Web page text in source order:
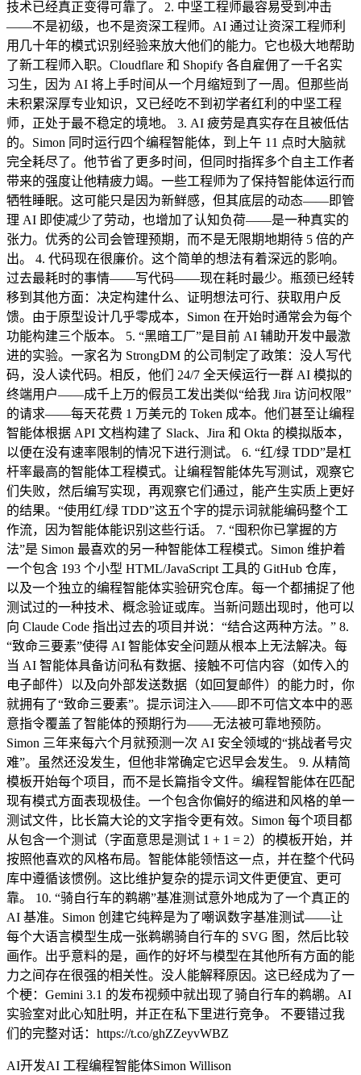
技术已经真正变得可靠了。 2. 中坚工程师最容易受到冲击
——不是初级，也不是资深工程师。AI 通过让资深工程师利
用几十年的模式识别经验来放大他们的能力。它也极大地帮助
了新工程师入职。Cloudflare 和 Shopify 各自雇佣了一千名实
习生，因为 AI 将上手时间从一个月缩短到了一周。但那些尚
未积累深厚专业知识，又已经吃不到初学者红利的中坚工程
师，正处于最不稳定的境地。 3. AI 疲劳是真实存在且被低估
的。Simon 同时运行四个编程智能体，到上午 11 点时大脑就
完全耗尽了。他节省了更多时间，但同时指挥多个自主工作者
带来的强度让他精疲力竭。一些工程师为了保持智能体运行而
牺牲睡眠。这可能只是因为新鲜感，但其底层的动态——即管
理 AI 即使减少了劳动，也增加了认知负荷——是一种真实的
张力。优秀的公司会管理预期，而不是无限期地期待 5 倍的产
出。 4. 代码现在很廉价。这个简单的想法有着深远的影响。
过去最耗时的事情——写代码——现在耗时最少。瓶颈已经转
移到其他方面：决定构建什么、证明想法可行、获取用户反
馈。由于原型设计几乎零成本，Simon 在开始时通常会为每个
功能构建三个版本。 5. “黑暗工厂”是目前 AI 辅助开发中最激
进的实验。一家名为 StrongDM 的公司制定了政策：没人写代
码，没人读代码。相反，他们 24/7 全天候运行一群 AI 模拟的
终端用户——成千上万的假员工发出类似“给我 Jira 访问权限”
的请求——每天花费 1 万美元的 Token 成本。他们甚至让编程
智能体根据 API 文档构建了 Slack、Jira 和 Okta 的模拟版本，
以便在没有速率限制的情况下进行测试。 6. “红/绿 TDD”是杠
杆率最高的智能体工程模式。让编程智能体先写测试，观察它
们失败，然后编写实现，再观察它们通过，能产生实质上更好
的结果。“使用红/绿 TDD”这五个字的提示词就能编码整个工
作流，因为智能体能识别这些行话。 7. “囤积你已掌握的方
法”是 Simon 最喜欢的另一种智能体工程模式。Simon 维护着
一个包含 193 个小型 HTML/JavaScript 工具的 GitHub 仓库，
以及一个独立的编程智能体实验研究仓库。每一个都捕捉了他
测试过的一种技术、概念验证或库。当新问题出现时，他可以
向 Claude Code 指出过去的项目并说：“结合这两种方法。” 8.
“致命三要素”使得 AI 智能体安全问题从根本上无法解决。每
当 AI 智能体具备访问私有数据、接触不可信内容（如传入的
电子邮件）以及向外部发送数据（如回复邮件）的能力时，你
就拥有了“致命三要素”。提示词注入——即不可信文本中的恶
意指令覆盖了智能体的预期行为——无法被可靠地预防。
Simon 三年来每六个月就预测一次 AI 安全领域的“挑战者号灾
难”。虽然还没发生，但他非常确定它迟早会发生。 9. 从精简
模板开始每个项目，而不是长篇指令文件。编程智能体在匹配
现有模式方面表现极佳。一个包含你偏好的缩进和风格的单一
测试文件，比长篇大论的文字指令更有效。Simon 每个项目都
从包含一个测试（字面意思是测试 1 + 1 = 2）的模板开始，并
按照他喜欢的风格布局。智能体能领悟这一点，并在整个代码
库中遵循该惯例。这比维护复杂的提示词文件更便宜、更可
靠。 10. “骑自行车的鹈鹕”基准测试意外地成为了一个真正的
AI 基准。Simon 创建它纯粹是为了嘲讽数字基准测试——让
每个大语言模型生成一张鹈鹕骑自行车的 SVG 图，然后比较
画作。出乎意料的是，画作的好坏与模型在其他所有方面的能
力之间存在很强的相关性。没人能解释原因。这已经成为了一
个梗：Gemini 3.1 的发布视频中就出现了骑自行车的鹈鹕。AI
实验室对此心知肚明，并正在私下里进行竞争。 不要错过我
们的完整对话：https://t.co/ghZZeyvWBZ
AI开发AI 工程编程智能体Simon Willison